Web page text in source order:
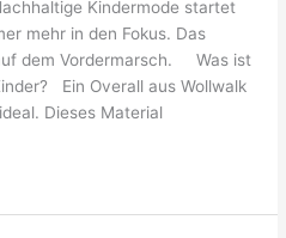
Kindermode startet
mehr in den Fokus. Das
dem Vordermarsch. Was ist
Ein Overall aus Wollwalk
Dieses Material